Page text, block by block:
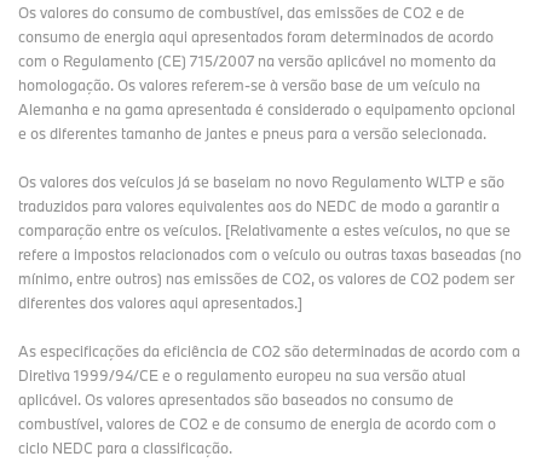
Os valores do consumo de combustível, das emissões de CO2 e de
consumo de energia aqui apresentados foram determinados de acordo
com o Regulamento (CE) 715/2007 na versão aplicável no momento da
homologação. Os valores referem-se à versão base de um veículo na
Alemanha e na gama apresentada é considerado o equipamento opcional
e os diferentes tamanho de jantes e pneus para a versão selecionada.
Os valores dos veículos já se baseiam no novo Regulamento WLTP e são
traduzidos para valores equivalentes aos do NEDC de modo a garantir a
comparação entre os veículos. [Relativamente a estes veículos, no que se
refere a impostos relacionados com o veículo ou outras taxas baseadas (no
mínimo, entre outros) nas emissões de CO2, os valores de CO2 podem ser
diferentes dos valores aqui apresentados.]
As especificações da eficiência de CO2 são determinadas de acordo com a
Diretiva 1999/94/CE e o regulamento europeu na sua versão atual
aplicável. Os valores apresentados são baseados no consumo de
combustível, valores de CO2 e de consumo de energia de acordo com o
ciclo NEDC para a classificação.